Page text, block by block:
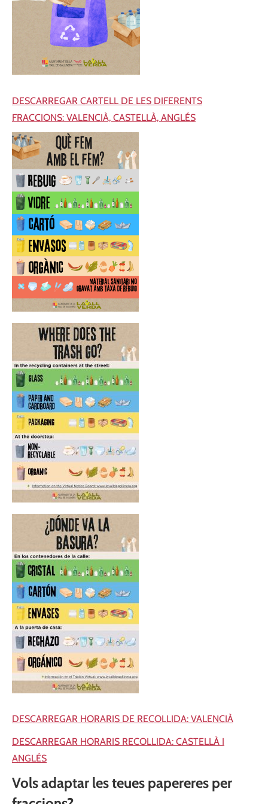
DESCARREGAR CARTELL DE LES DIFERENTS
FRACCIONS: VALENCIÀ, CASTELLÀ, ANGLÉS
DESCARREGAR HORARIS DE RECOLLIDA: VALENCIÀ
DESCARREGAR HORARIS RECOLLIDA: CASTELLÀ I
ANGLÉS
Vols adaptar les teues papereres per